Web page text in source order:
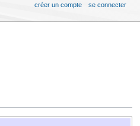
créer un compte se connecter